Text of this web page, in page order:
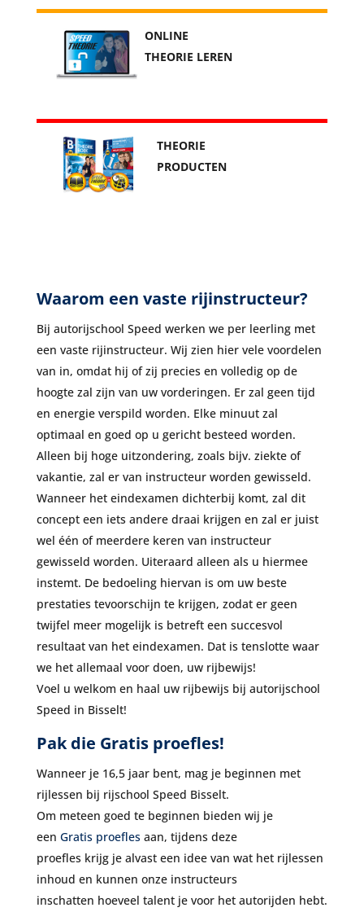
ONLINE
THEORIE LEREN
THEORIE
PRODUCTEN
Waarom een vaste rijinstructeur?
Bij autorijschool Speed werken we per leerling met
een vaste rijinstructeur. Wij zien hier vele voordelen
van in, omdat hij of zij precies en volledig op de
hoogte zal zijn van uw vorderingen. Er zal geen tijd
en energie verspild worden. Elke minuut zal
optimaal en goed op u gericht besteed worden.
Alleen bij hoge uitzondering, zoals bijv. ziekte of
vakantie, zal er van instructeur worden gewisseld.
Wanneer het eindexamen dichterbij komt, zal dit
concept een iets andere draai krijgen en zal er juist
wel één of meerdere keren van instructeur
gewisseld worden. Uiteraard alleen als u hiermee
instemt. De bedoeling hiervan is om uw beste
prestaties tevoorschijn te krijgen, zodat er geen
twijfel meer mogelijk is betreft een succesvol
resultaat van het eindexamen. Dat is tenslotte waar
we het allemaal voor doen, uw rijbewijs!
Voel u welkom en haal uw rijbewijs bij autorijschool
Speed in Bisselt!
Pak die Gratis proefles!
Wanneer je 16,5 jaar bent, mag je beginnen met
rijlessen bij rijschool Speed Bisselt.
Om meteen goed te beginnen bieden wij je
een Gratis proefles aan, tijdens deze
proefles krijg je alvast een idee van wat het rijlessen
inhoud en kunnen onze instructeurs
inschatten hoeveel talent je voor het autorijden hebt.